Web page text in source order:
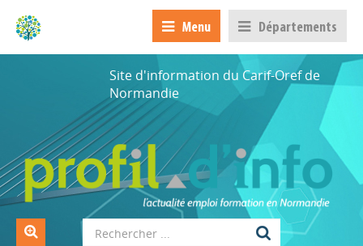
Menu Départements
Site d'information du Carif-Oref de
Normandie